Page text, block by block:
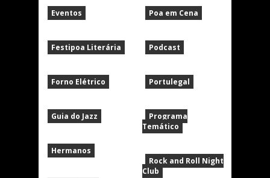
Eventos
Festipoa Literária
Forno Elétrico
Guia do Jazz
Hermanos
Poa em Cena
Podcast
Portulegal
Programa
Temático
Rock and Roll Night
Club